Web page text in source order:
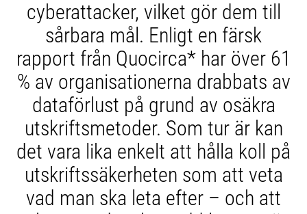
cyberattacker, vilket gör dem till
sårbara mål. Enligt en färsk
rapport från Quocirca* har över 61
% av organisationerna drabbats av
dataförlust på grund av osäkra
utskriftsmetoder. Som tur är kan
det vara lika enkelt att hålla koll på
utskriftssäkerheten som att veta
vad man ska leta efter – och att